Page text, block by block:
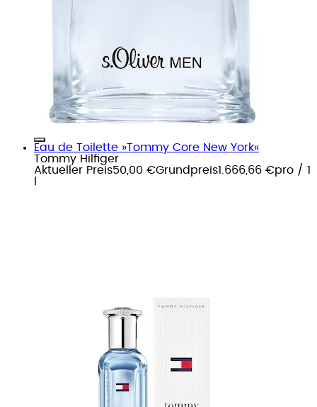
Eau de Toilette »Tommy Core New York«
Tommy Hilfiger
Aktueller Preis50,00 €Grundpreis1.666,66 €pro / 1